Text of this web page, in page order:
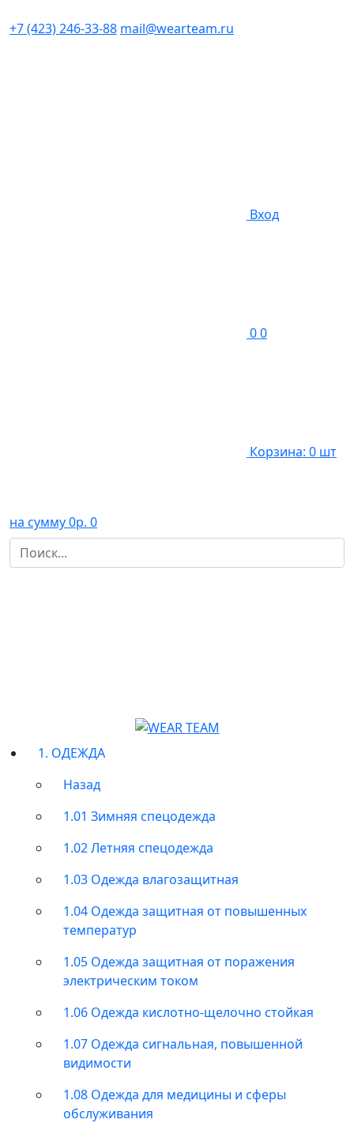
+7 (423) 246-33-88 mail@wearteam.ru
Вход
00
Корзина: 0 шт
на сумму 0р. 0
1. ОДЕЖДА
Назад
1.01 Зимняя спецодежда
1.02 Летняя спецодежда
1.03 Одежда влагозащитная
1.04 Одежда защитная от повышенных
температур
1.05 Одежда защитная от поражения
электрическим током
1.06 Одежда кислотно-щелочно стойкая
1.07 Одежда сигнальная, повышенной
видимости
1.08 Одежда для медицины и сферы
обслуживания